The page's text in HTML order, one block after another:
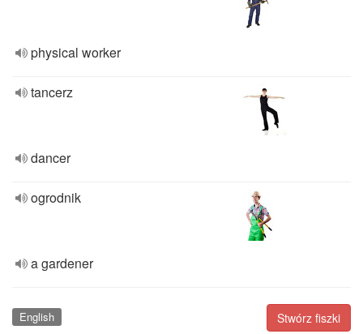
physical worker
tancerz
dancer
ogrodnik
a gardener
Stwórz fiszki
English